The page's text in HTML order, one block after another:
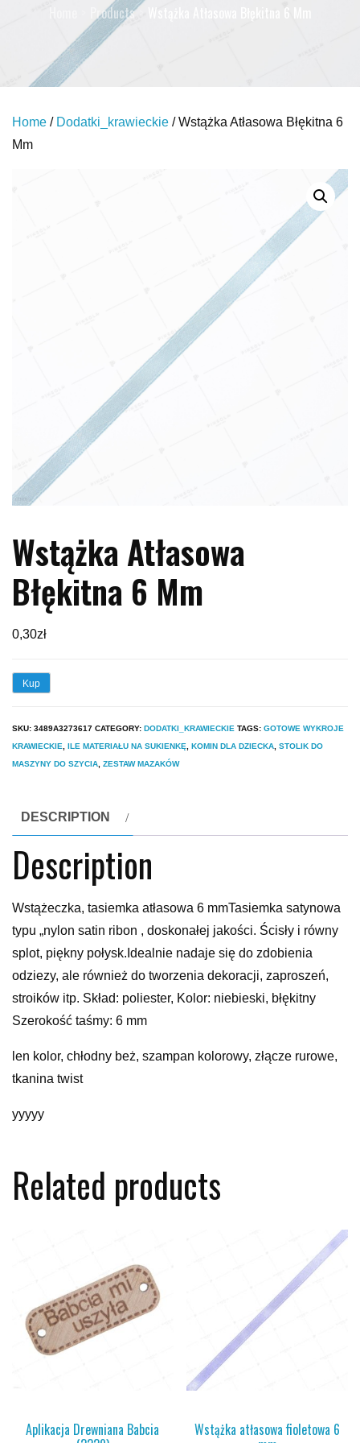
Products Wstążka Atłasowa Błękitna 6 Mm
Home / Dodatki_krawieckie / Wstążka Atłasowa Błękitna 6
Mm
Wstążka Atłasowa
Błękitna 6 Mm
0,30zł
Kup
SKU: 3489A3273617 CATEGORY: DODATKI_KRAWIECKIE TAGS: GOTOWE WYKROJE
KRAWIECKIE
ILE MATERIAŁU NA SUKIENKĘ KOMIN DLA DZIECKA STOLIK DO
MASZYNY DO SZYCIA ZESTAW MAZAKÓW
DESCRIPTION
Description
Wstążeczka, tasiemka atłasowa 6 mmTasiemka satynowa
typu „nylon satin ribon , doskonałej jakości. Ścisły i równy
splot, piękny połysk.Idealnie nadaje się do zdobienia
odziezy, ale również do tworzenia dekoracji, zaproszeń,
stroików itp. Skład: poliester, Kolor: niebieski, błękitny
Szerokość taśmy: 6 mm
len kolor, chłodny beż, szampan kolorowy, złącze rurowe,
tkanina twist
yyyyy
Related products
Aplikacja Drewniana Babcia Wstążka atłasowa fioletowa 6